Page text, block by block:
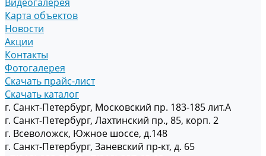
Карта объектов
Новости
Акции
Контакты
Фотогалерея
Скачать прайс-лист
Скачать каталог
г. Санкт-Петербург, Московский пр. 183-185 лит.А
г. Санкт-Петербург, Лахтинский пр., 85, корп. 2
г. Всеволожск, Южное шоссе, д.148
г. Санкт-Петербург, Заневский пр-кт, д. 65